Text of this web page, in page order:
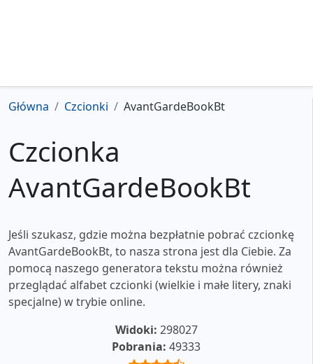
Główna Czcionki AvantGardeBookBt
Czcionka
AvantGardeBookBt
Jeśli szukasz, gdzie można bezpłatnie pobrać czcionkę
AvantGardeBookBt, to nasza strona jest dla Ciebie. Za
pomocą naszego generatora tekstu można również
przeglądać alfabet czcionki (wielkie i małe litery, znaki
specjalne) w trybie online.
Widoki: 298027
Pobrania: 49333